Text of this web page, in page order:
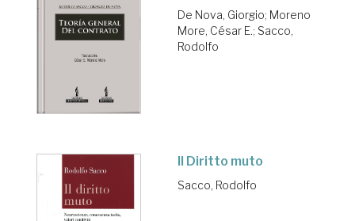
De Nova, Giorgio; Moreno
More, César E.; Sacco,
Rodolfo
Il Diritto muto
Sacco, Rodolfo